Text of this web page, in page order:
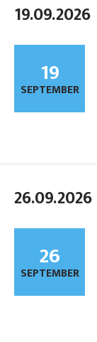
19.09.2026
19
SEPTEMBER
26.09.2026
26
SEPTEMBER